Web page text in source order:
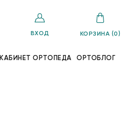
ВХОД КОРЗИНА (0)
КАБИНЕТ ОРТОПЕДА ОРТОБЛОГ